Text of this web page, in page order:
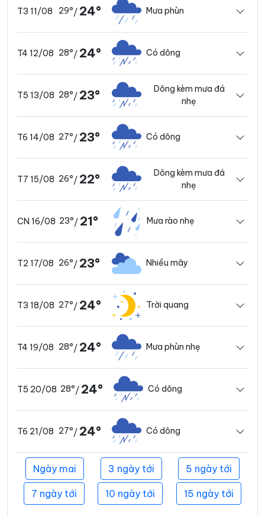
T3 11/08 29°/ 24° Mưa phùn
T4 12/08 28°/ 24° Có dông
T5 13/08 28°/ 23°
Dông kèm mưa đá
nhẹ
T6 14/08 27°/ 23° Có dông
T7 15/08 26°/ 22°
Dông kèm mưa đá
nhẹ
CN 16/08 23°/ 21° Mưa rào nhẹ
T2 17/08 26°/ 23° Nhiều mây
T3 18/08 27°/ 24° Trời quang
T4 19/08 28°/ 24° Mưa phùn nhẹ
T5 20/08 28°/ 24° Có dông
T6 21/08 27°/ 24° Có dông
Ngày mai 3 ngày tới 5 ngày tới
7 ngày tới 10 ngày tới 15 ngày tới